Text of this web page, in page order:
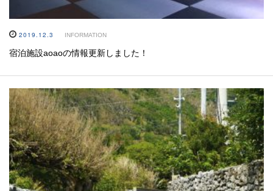
2019.12.3 INFORMATION
宿泊施設aoaoの情報更新しました！